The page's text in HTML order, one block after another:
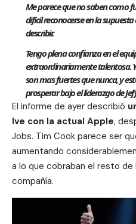
Me parece que no saben como
difícil reconocerse en la
describir.
Tengo plena confianza en el
extraordinariamente talentosa.
son mas fuertes que nunca, y
prosperar bajo el liderazgo de
El informe de ayer describió
Ive con la actual Apple,
Jobs. Tim Cook parece ser
aumentando
a lo que cobraban el resto
compañía.